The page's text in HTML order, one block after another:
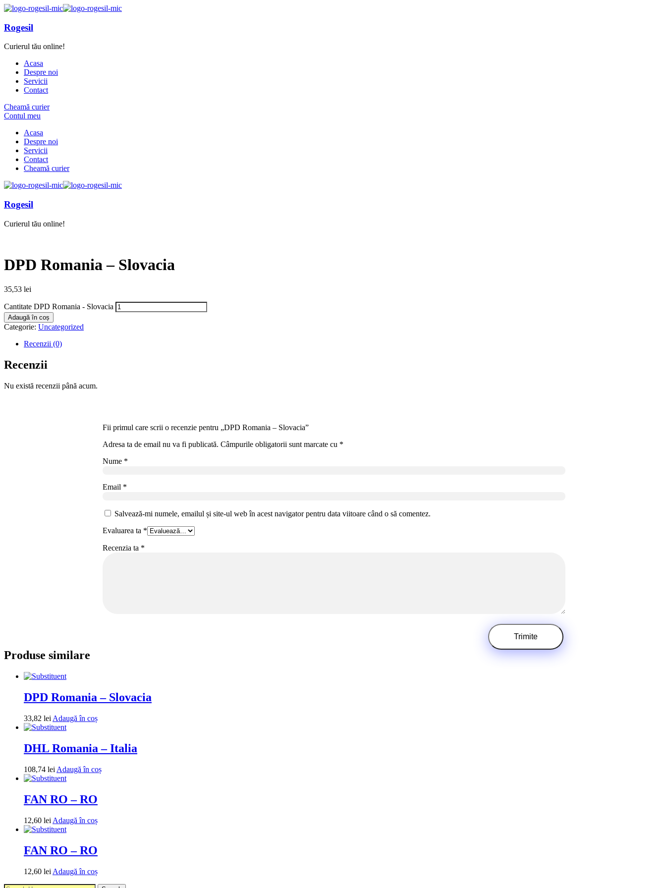
Rogesil
Curierul tău online!
Acasa
Despre noi
Servicii
Contact
Cheamă curier
Contul meu
Acasa
Despre noi
Servicii
Contact
Cheamă curier
Rogesil
Curierul tău online!
DPD Romania – Slovacia
35,53 lei
Cantitate DPD Romania - Slovacia
Adaugă în coș
Categorie: Uncategorized
Recenzii (0)
Recenzii
Nu există recenzii până acum.
Fii primul care scrii o recenzie pentru „DPD Romania – Slovacia”
Adresa ta de email nu va fi publicată. Câmpurile obligatorii sunt marcate cu *
Nume *
Email *
Salvează-mi numele, emailul și site-ul web în acest navigator pentru data viitoare când o să comentez.
Evaluarea ta *
Recenzia ta *
Produse similare
DPD Romania – Slovacia
33,82 lei Adaugă în coș
DHL Romania – Italia
108,74 lei Adaugă în coș
FAN RO – RO
12,60 lei Adaugă în coș
FAN RO – RO
12,60 lei Adaugă în coș